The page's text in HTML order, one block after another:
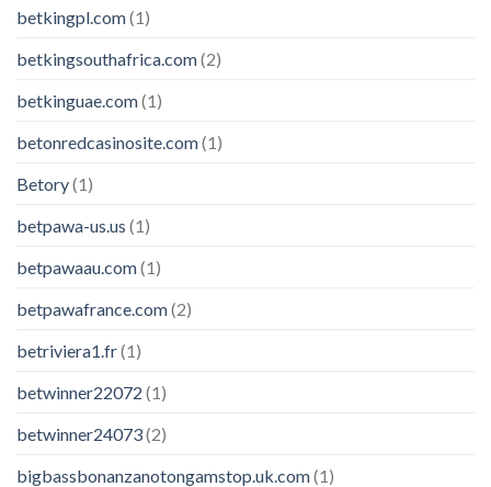
betkingpl.com(1)
betkingsouthafrica.com(2)
betkinguae.com(1)
betonredcasinosite.com(1)
Betory(1)
betpawa-us.us (1)
betpawaau.com(1)
betpawafrance.com(2)
betriviera1.fr(1)
betwinner22072 (1)
betwinner24073(2)
bigbassbonanzanotongamstop.uk.com(1)